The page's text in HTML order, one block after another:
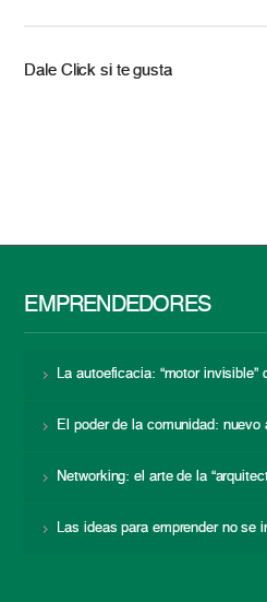
Dale Click si te gusta
EMPRENDEDORES
La autoeficacia: “motor invisible”
El poder de la comunidad: nuevo
Networking: el arte de la
Las ideas para emprender no se